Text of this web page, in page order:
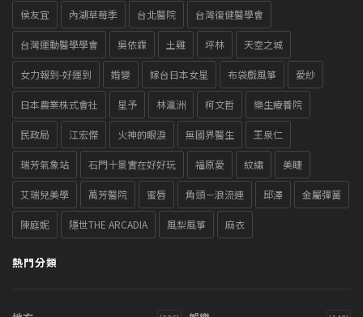
侯友宜 內湖草莓季 台北醫院 台灣復健醫學會
台灣運動醫學學會 吳依霖 土雞 坪林 天空之城
女力報到-好運到 婚變 嫁台日本女星 布袋戲風箏 愛紗
日本農業株式會社 星予 林瀛洲 柯文哲 樂生療養院
民政局 江宏傑 火神的眼淚 無國界醫生 王泉仁
瑞芳氣象站 石門十景實在好好玩 福原愛 紋繡 美睫
艾瑞兒美學 萬芳醫院 蜜唇 角頭－浪流連 邱澤 金屬彈簧
陳庭妮 隱世THE ARCADIA 風梨風箏 麻衣
熱門分類